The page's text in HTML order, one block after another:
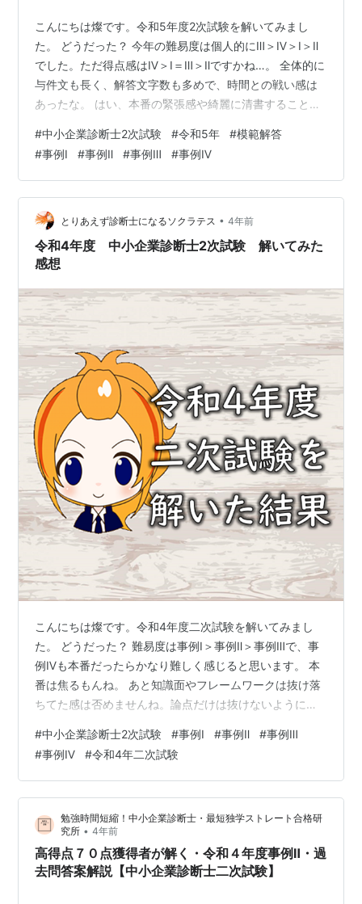
こんにちは燦です。令和5年度2次試験を解いてみまし
た。 どうだった？ 今年の難易度は個人的にⅢ＞Ⅳ＞Ⅰ＞Ⅱ
でした。ただ得点感はⅣ＞Ⅰ＝Ⅲ＞Ⅱですかね…。 全体的に
与件文も長く、解答文字数も多めで、時間との戦い感は
あったな。 はい、本番の緊張感や綺麗に清書することな
回答はあくまで「一解答例」となります。 <目的>初見
80分以内という時間制限の中で、どう考え、文章を整理
して、何を諦めるかなどの2次試験現場の感覚を忘れない
ようにするため。 毎年恒例、自身が合格レベルの解答を
時間内で自力で導き出せる状態でありたいんや！ ◆目次
◆ 事例Ⅰ 事例Ⅱ 事例…
#中小企業診断士2次試験 #令和5年 #模範解答
#事例Ⅰ #事例Ⅱ #事例Ⅲ #事例Ⅳ
とりあえず診断士になるソクラテス • 4年前
令和4年度 中小企業診断士2次試験 解いてみた
感想
こんにちは燦です。令和4年度二次試験を解いてみまし
た。 どうだった？ 難易度は事例Ⅰ＞事例Ⅱ＞事例Ⅲで、事
例Ⅳも本番だったらかなり難しく感じると思います。 本
番は焦るもんね。 あと知識面やフレームワークは抜け落
ちてた感は否めませんね。論点だけは抜けないように注
です。分析や掘り下げは機会があればまたやりましょ
う。 <目的> 初見80分以内という時間制限の中で、どう
考え、文章を整理して、何を諦めるかなどの二次試験現
場の感覚を忘れないようにするため。 合格レベルの解答
を自力で導き出せる状態でありたいですね。 ◆目次◆ 事
例Ⅰ 事例Ⅱ 事例Ⅲ 事例Ⅳ…
#中小企業診断士2次試験 #事例Ⅰ #事例Ⅱ #事例Ⅲ
#事例Ⅳ #令和4年二次試験
勉強時間短縮！中小企業診断士・最短独学ストレート合格研
究所 • 4年前
高得点７０点獲得者が解く・令和４年度事例Ⅱ・過
去問答案解説【中小企業診断士二次試験】